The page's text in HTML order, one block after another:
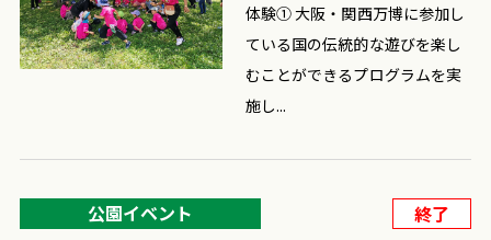
体験① 大阪・関西万博に参加し
ている国の伝統的な遊びを楽し
むことができるプログラムを実
施し...
公園イベント 終了